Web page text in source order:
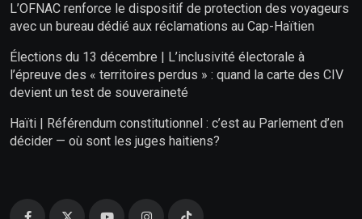
L’OFNAC renforce le dispositif de protection des voyageurs
avec un bureau dédié aux réclamations au Cap-Haïtien
Élections du 13 décembre | L’inclusivité électorale à
l’épreuve des « territoires perdus » : quand la carte des CIV
devient un test de souveraineté
Haïti | Référendum constitutionnel : c’est au Parlement d’en
décider — où sont les juges haitiens?